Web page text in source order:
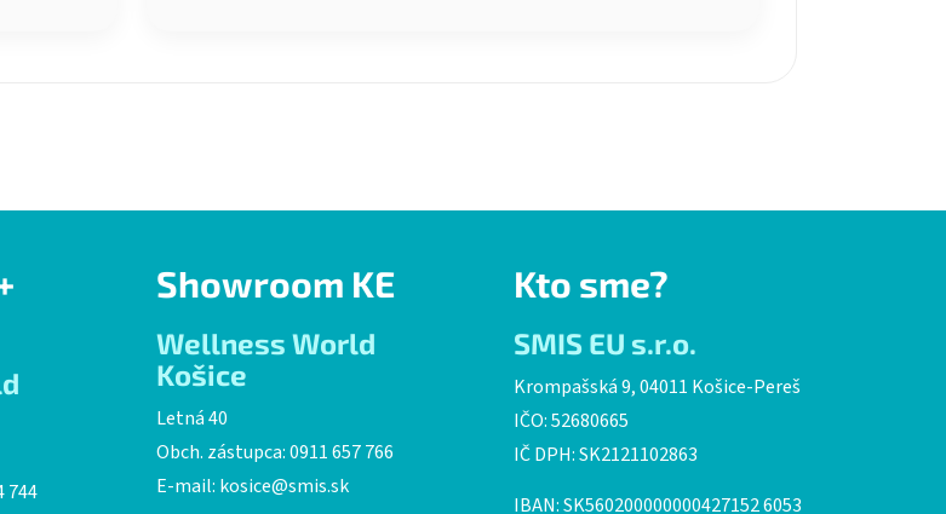
744
Showroom KE
Wellness World
Košice
Letná 40
Obch. zástupca: 0911 657 766
E-mail: kosice@smis.sk
Kto sme?
SMIS EU s.r.o.
Krompašská 9, 04011 Košice-Pereš
IČO: 52680665
IČ DPH: SK2121102863
IBAN: SK560200000000427152 6053